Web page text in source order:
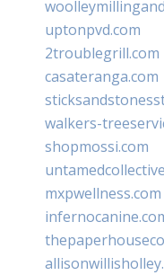
uptonpvd.com
2troublegrill.com
casateranga.com
walkers-
shopmossi.com
mxpwellness.com